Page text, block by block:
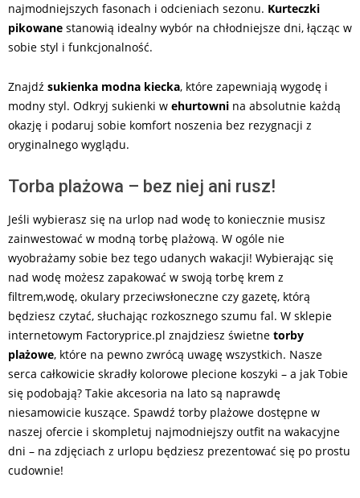
najmodniejszych fasonach i odcieniach sezonu. Kurteczki
pikowane stanowią idealny wybór na chłodniejsze dni, łącząc w
sobie styl i funkcjonalność.
Znajdź sukienka modna kiecka, które zapewniają wygodę i
modny styl. Odkryj sukienki w ehurtowni na absolutnie każdą
okazję i podaruj sobie komfort noszenia bez rezygnacji z
oryginalnego wyglądu.
Torba plażowa – bez niej ani rusz!
Jeśli wybierasz się na urlop nad wodę to koniecznie musisz
zainwestować w modną torbę plażową. W ogóle nie
wyobrażamy sobie bez tego udanych wakacji! Wybierając się
nad wodę możesz zapakować w swoją torbę krem z
filtrem,wodę, okulary przeciwsłoneczne czy gazetę, którą
będziesz czytać, słuchając rozkosznego szumu fal. W sklepie
internetowym Factoryprice.pl znajdziesz świetne torby
plażowe, które na pewno zwrócą uwagę wszystkich. Nasze
serca całkowicie skradły kolorowe plecione koszyki – a jak Tobie
się podobają? Takie akcesoria na lato są naprawdę
niesamowicie kuszące. Spawdź torby plażowe dostępne w
naszej ofercie i skompletuj najmodniejszy outfit na wakacyjne
dni – na zdjęciach z urlopu będziesz prezentować się po prostu
cudownie!